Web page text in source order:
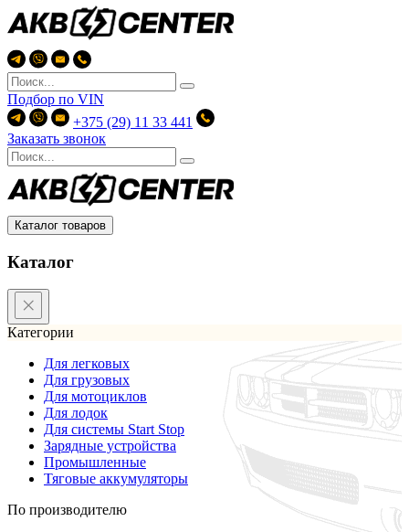
Подбор по VIN
+375 (29) 11 33 441
Заказать звонок
Каталог товаров
Каталог
Категории
Для легковых
Для грузовых
Для мотоциклов
Для лодок
Для системы Start Stop
Зарядные устройства
Промышленные
Тяговые аккумуляторы
По производителю